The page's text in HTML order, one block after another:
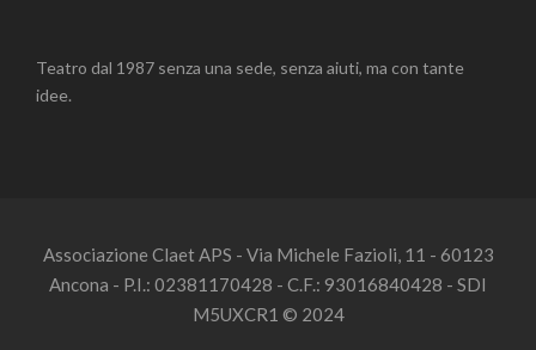
Teatro dal 1987 senza una sede, senza aiuti, ma con tante
idee.
Associazione Claet APS - Via Michele Fazioli, 11 - 60123
Ancona - P.I.: 02381170428 - C.F.: 93016840428 - SDI
M5UXCR1 © 2024